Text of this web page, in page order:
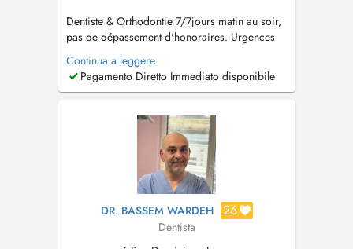
Dentiste & Orthodontie 7/7jours matin au soir,
pas de dépassement d'honoraires. Urgences
dentaires Dentiste & Orthodontie Invisible et
conventionnelle, pour enfants et adultes,
urgences dentaires , prothèses, dents de
esthétiques. Depuis +10ans au...
Continua a leggere
Pagamento Diretto Immediato disponibile
DR. BASSEM WARDEH 26
Dentista